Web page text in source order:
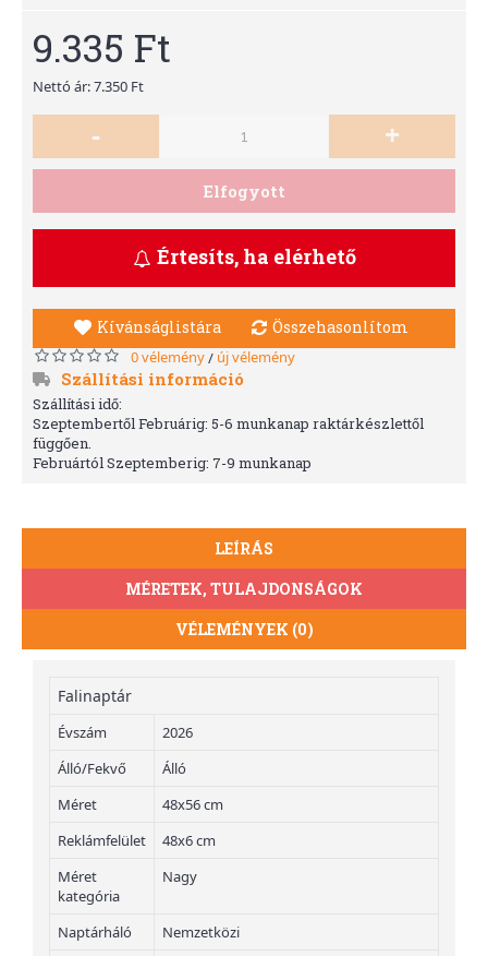
9.335 Ft
Nettó ár: 7.350 Ft
- +
Elfogyott
Értesíts, ha elérhető
Kívánságlistára Összehasonlítom
0 vélemény/ új vélemény
Szállítási információ
Szállítási idő:
Szeptembertől Februárig: 5-6 munkanap raktárkészlettől
függően.
Februártól Szeptemberig: 7-9 munkanap
LEÍRÁS
MÉRETEK, TULAJDONSÁGOK
VÉLEMÉNYEK (0)
Falinaptár
Évszám
2026
Álló/Fekvő
Álló
Méret
48x56 cm
Reklámfelület
48x6 cm
Méret
kategória
Nagy
Naptárháló
Nemzetközi